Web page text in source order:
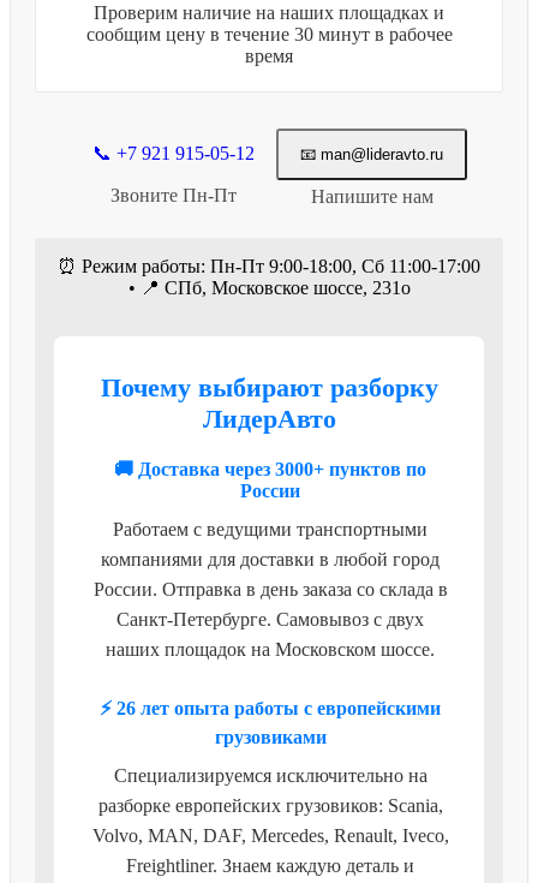
Проверим наличие на наших площадках и
сообщим цену в течение 30 минут в рабочее
время
📞 +7 921 915-05-12
Звоните Пн-Пт
📧 man@lideravto.ru
Напишите нам
⏰ Режим работы: Пн-Пт 9:00-18:00, Сб 11:00-17:00
• 📍 СПб, Московское шоссе, 231о
Почему выбирают разборку
ЛидерАвто
🚚 Доставка через 3000+ пунктов по
России
Работаем с ведущими транспортными
компаниями для доставки в любой город
России. Отправка в день заказа со склада в
Санкт-Петербурге. Самовывоз с двух
наших площадок на Московском шоссе.
⚡ 26 лет опыта работы с европейскими
грузовиками
Специализируемся исключительно на
разборке европейских грузовиков: Scania,
Volvo, MAN, DAF, Mercedes, Renault, Iveco,
Freightliner. Знаем каждую деталь и